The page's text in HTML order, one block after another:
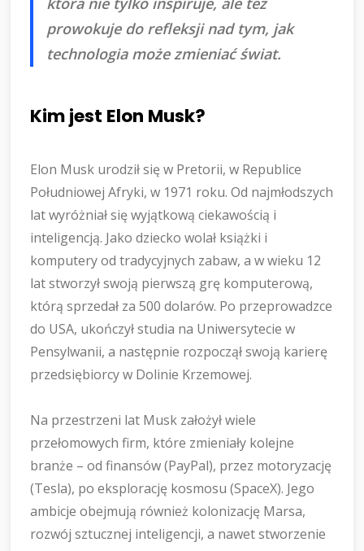
prowokuje do refleksji nad tym, jak
technologia może zmieniać świat.
Kim jest Elon Musk?
Elon Musk urodził się w Pretorii, w Republice
Południowej Afryki, w 1971 roku. Od najmłodszych
lat wyróżniał się wyjątkową ciekawością i
inteligencją. Jako dziecko wolał książki i
komputery od tradycyjnych zabaw, a w wieku 12
lat stworzył swoją pierwszą grę komputerową,
którą sprzedał za 500 dolarów. Po przeprowadzce
do USA, ukończył studia na Uniwersytecie w
Pensylwanii, a następnie rozpoczął swoją karierę
przedsiębiorcy w Dolinie Krzemowej.
Na przestrzeni lat Musk założył wiele
przełomowych firm, które zmieniały kolejne
branże – od finansów (PayPal), przez motoryzację
(Tesla), po eksplorację kosmosu (SpaceX). Jego
ambicje obejmują również kolonizację Marsa,
rozwój sztucznej inteligencji, a nawet stworzenie